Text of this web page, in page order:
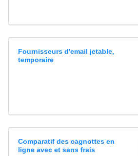
Fournisseurs d'email jetable,
temporaire
Comparatif des cagnottes en
ligne avec et sans frais